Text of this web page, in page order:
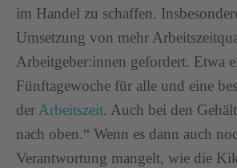
im Handel zu schaffen.
Umsetzung von mehr
Arbeitgeber:innen gefordert. Etwa
Fünftagewoche für alle und eine
derArbeitszeit. Auch bei den
nach oben.“ Wenn es dann auch
Verantwortung mangelt, wie die